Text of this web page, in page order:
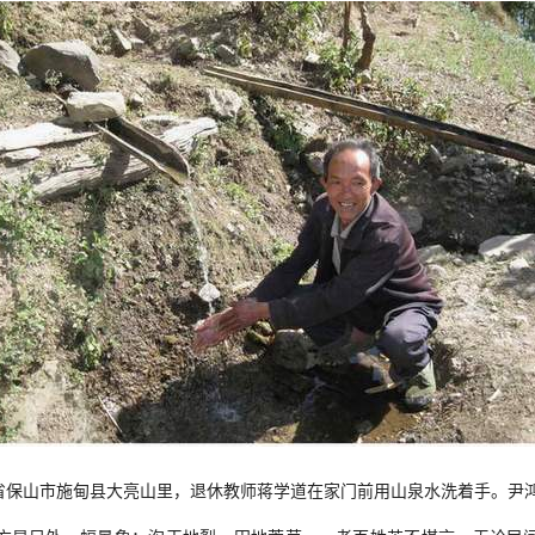
保山市施甸县大亮山里，退休教师蒋学道在家门前用山泉水洗着手。尹